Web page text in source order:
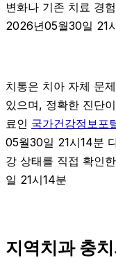
변화나 기존 치료 경
2026년05월30일 21
치통은 치아 자체 문
있으며, 정확한 진단
료인 국가건강정보포
05월30일 21시14분
강 상태를 직접 확인
일 21시14분
지역치과 충